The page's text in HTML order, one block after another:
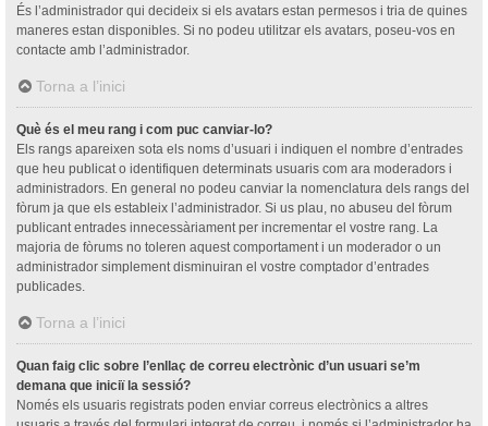
És l’administrador qui decideix si els avatars estan permesos i tria de quines
maneres estan disponibles. Si no podeu utilitzar els avatars, poseu-vos en
contacte amb l’administrador.
Torna a l’inici
Què és el meu rang i com puc canviar-lo?
Els rangs apareixen sota els noms d’usuari i indiquen el nombre d’entrades
que heu publicat o identifiquen determinats usuaris com ara moderadors i
administradors. En general no podeu canviar la nomenclatura dels rangs del
fòrum ja que els estableix l’administrador. Si us plau, no abuseu del fòrum
publicant entrades innecessàriament per incrementar el vostre rang. La
majoria de fòrums no toleren aquest comportament i un moderador o un
administrador simplement disminuiran el vostre comptador d’entrades
publicades.
Torna a l’inici
Quan faig clic sobre l’enllaç de correu electrònic d’un usuari se’m
demana que iniciï la sessió?
Només els usuaris registrats poden enviar correus electrònics a altres